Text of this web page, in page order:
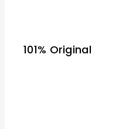
101% Original